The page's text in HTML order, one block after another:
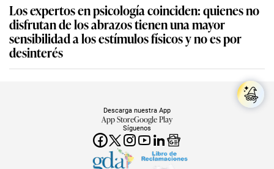
Los expertos en psicología coinciden: quienes no
disfrutan de los abrazos tienen una mayor
sensibilidad a los estímulos físicos y no es por
desinterés
Síguenos
Descarga nuestra App
App StoreGoogle Play